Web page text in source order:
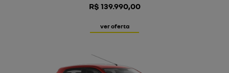
R$ 139.990,00
ver oferta